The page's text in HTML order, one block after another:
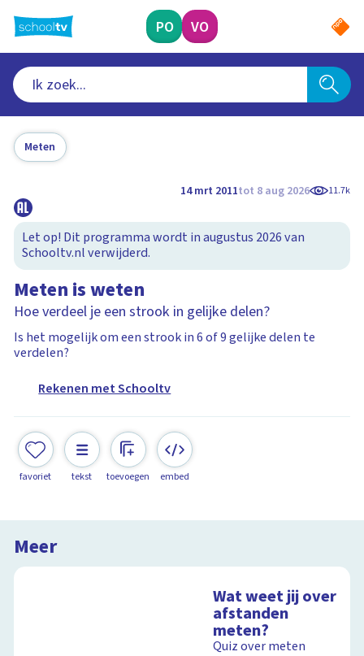
naar
hoofdinhoud
PO VO
Meten
14 mrt 2011tot 8 aug 2026 11.7k
Let op! Dit programma wordt in augustus 2026 van
Schooltv.nl verwijderd.
Meten is weten
Hoe verdeel je een strook in gelijke delen?
Is het mogelijk om een strook in 6 of 9 gelijke delen te
verdelen?
Rekenen met Schooltv
favoriet tekst toevoegen embed
Meer
Wat weet jij over
afstanden
meten?
Quiz over meten